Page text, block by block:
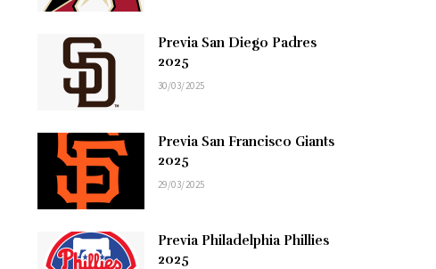
Previa San Diego Padres
2025
30/03/2025
Previa San Francisco Giants
2025
29/03/2025
Previa Philadelphia Phillies
2025